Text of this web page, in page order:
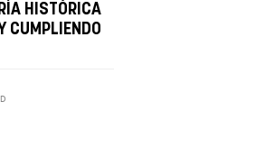
HISTÓRICA
CUMPLIENDO